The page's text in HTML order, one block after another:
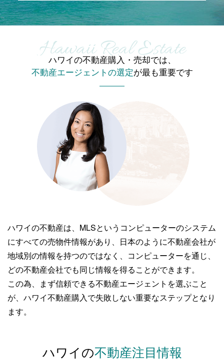
ハワイの不動産購入・売却では、
不動産エージェントの選定が最も重要です
ハワイの不動産は、MLSというコンピューターのシステム
にすべての売物件情報があり、 日本のように不動産会社が
地域別の情報を持つのではなく、コンピューターを通じ、
どの不動産会社でも同じ情報を得ることができます。
この為、まず信頼できる不動産エージェントを選ぶこと
が、 ハワイ不動産購入で失敗しない重要なステップとなり
ます。
ハワイの不動産注目情報